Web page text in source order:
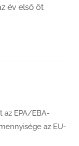
év első öt
az EPA/EBA-
az EU-